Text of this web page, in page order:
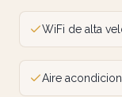
WiFi de alta
Aire